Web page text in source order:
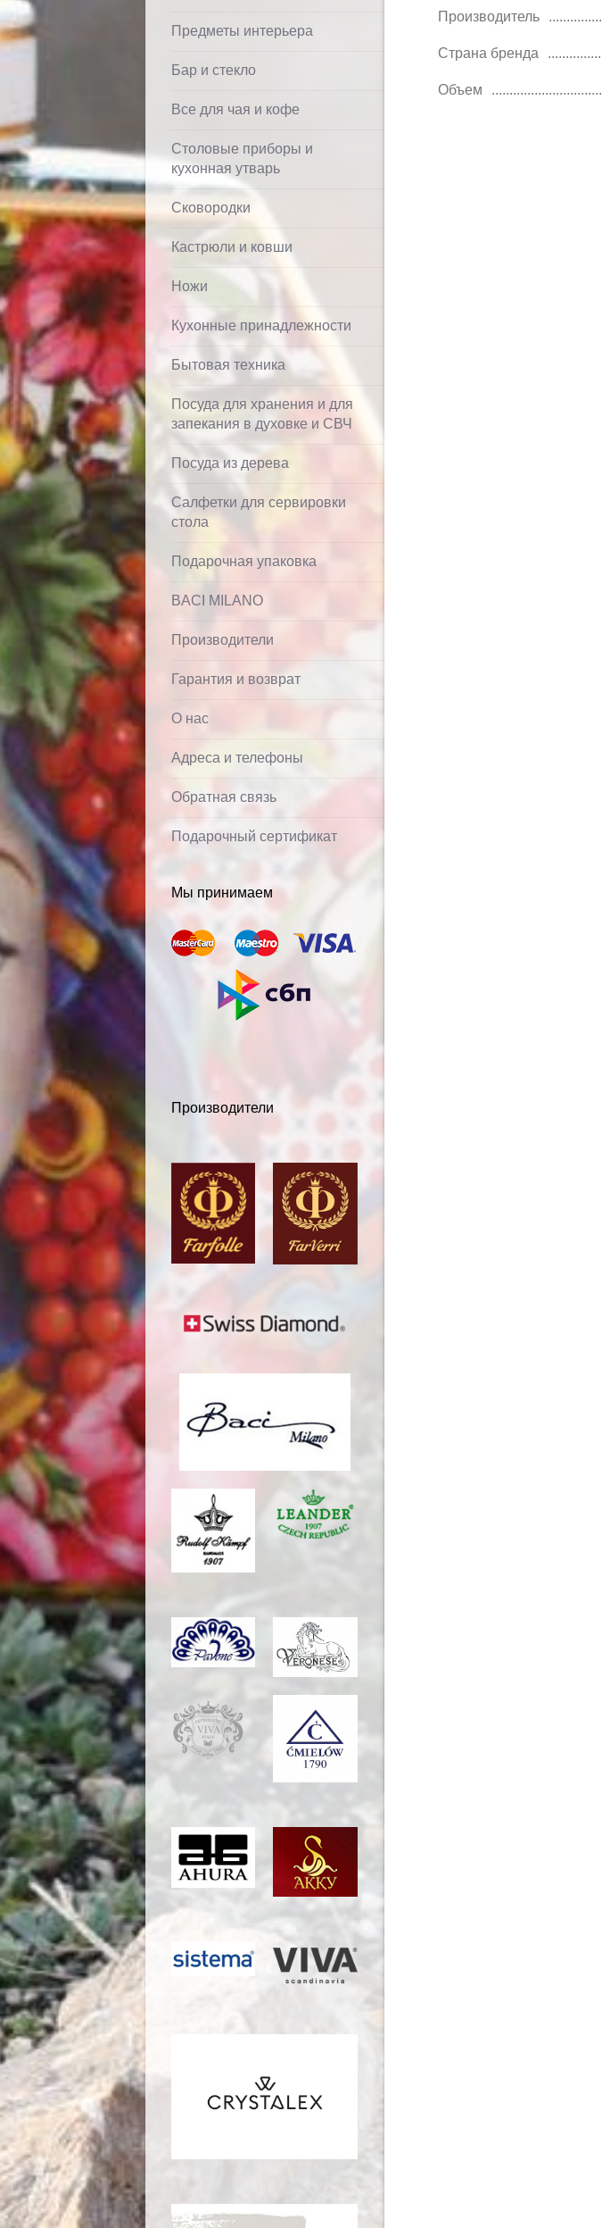
Предметы интерьера
Бар и стекло
Все для чая и кофе
Столовые приборы и
кухонная утварь
Сковородки
Кастрюли и ковши
Ножи
Кухонные принадлежности
Бытовая техника
Посуда для хранения и для
запекания в духовке и СВЧ
Посуда из дерева
Салфетки для сервировки
стола
Подарочная упаковка
BACI MILANO
Производители
Гарантия и возврат
О нас
Адреса и телефоны
Обратная связь
Подарочный сертификат
Мы принимаем
Производители
Производитель
Страна бренда
Объем